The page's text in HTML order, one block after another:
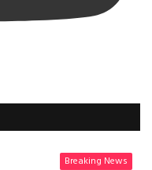
Breaking News